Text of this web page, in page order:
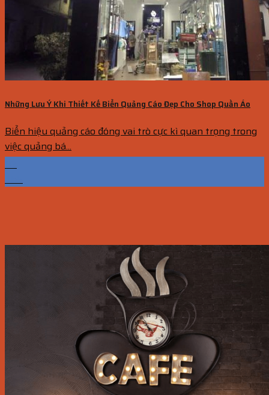
Những Lưu Ý Khi Thiết Kế Biển Quảng Cáo Đẹp Cho Shop Quần Áo
Biển hiệu quảng cáo đóng vai trò cực kì quan trọng trong
việc quảng bá...
07
Th5